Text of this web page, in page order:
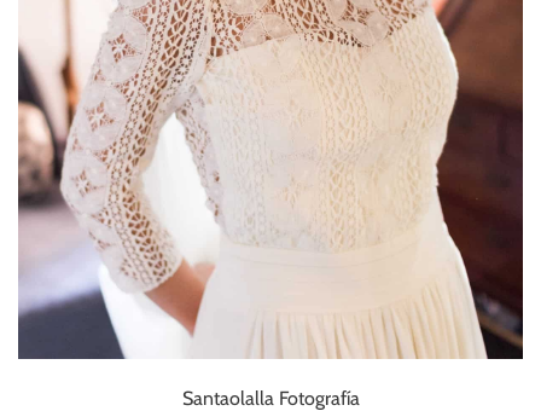
Santaolalla Fotografía